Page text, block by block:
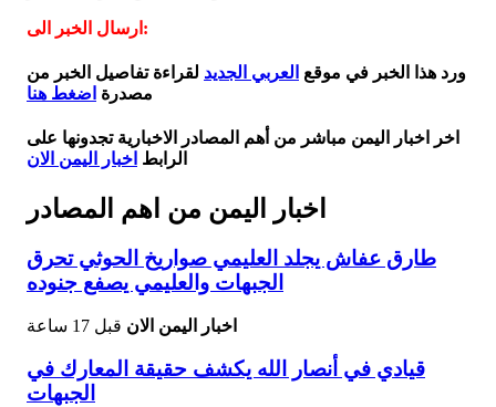
ارسال الخبر الى:
ورد هذا الخبر في موقع العربي الجديد لقراءة تفاصيل الخبر من
مصدرة اضغط هنا
اخر اخبار اليمن مباشر من أهم المصادر الاخبارية تجدونها على
الرابط اخبار اليمن الان
اخبار اليمن من اهم المصادر
طارق عفاش يجلد العليمي صواريخ الحوثي تحرق
الجبهات والعليمي يصفع جنوده
اخبار اليمن الان قبل 17 ساعة
قيادي في أنصار الله يكشف حقيقة المعارك في
الجبهات